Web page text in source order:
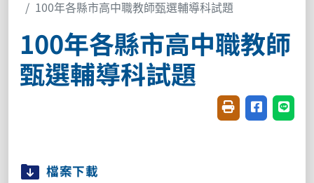
100年各縣市高中職教師甄選輔導科試題
100年各縣市高中職教師
甄選輔導科試題
友善列印(開新視
分享至臉書
分享
檔案下載